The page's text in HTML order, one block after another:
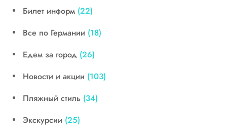
Билет информ (22)
Все по Германии (18)
Едем за город (26)
Новости и акции (103)
Пляжный стиль (34)
Экскурсии (25)